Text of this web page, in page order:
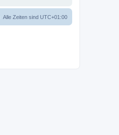
Alle Zeiten sind UTC+01:00